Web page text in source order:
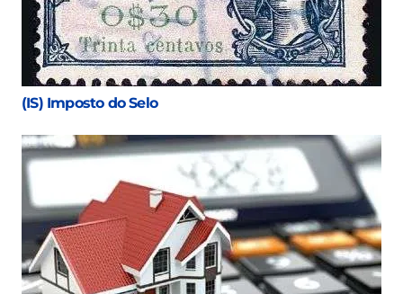
(IS) Imposto do Selo